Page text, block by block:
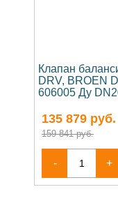
Клапан
DRV, BROEN
606005 Ду
135 879 руб.
159 841 руб.
- +